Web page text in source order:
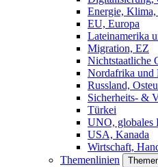
Energie,
EU, Europa
Lateinamerika
Migration, EZ
Nichtstaatliche
Nordafrika und
Russland,
Sicherheits- &
Türkei
UNO, globales
USA, Kanada
Wirtschaft,
Themenlinien